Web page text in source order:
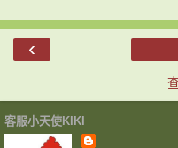
‹
客服小天使KIKI